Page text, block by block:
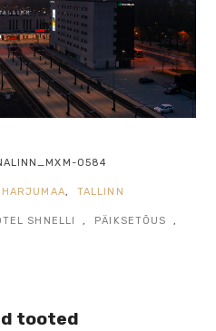
0584
HARJUMAA, TALLINN
SHNELLI , PÄIKSETÕUS
,
tooted